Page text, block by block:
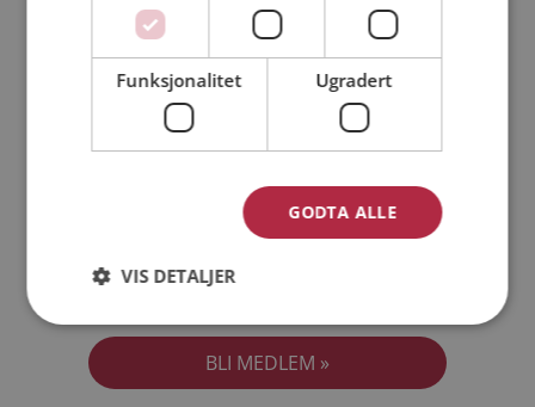
Min alder:
Jeg akseptererMedlemsvilkårene
Funksjonalitet Ugradert
GODTA ALLE
VIS DETALJER